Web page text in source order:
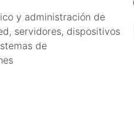
y administración de
servidores, dispositivos
de